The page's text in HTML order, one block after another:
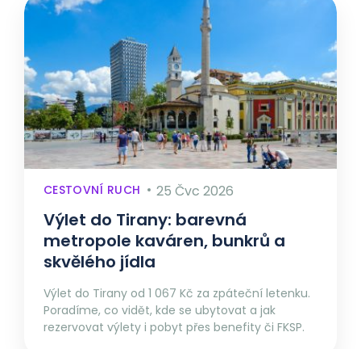
CESTOVNÍ RUCH 25 Čvc 2026
Výlet do Tirany: barevná
metropole kaváren, bunkrů a
skvělého jídla
Výlet do Tirany od 1 067 Kč za zpáteční letenku.
Poradíme, co vidět, kde se ubytovat a jak
rezervovat výlety i pobyt přes benefity či FKSP.